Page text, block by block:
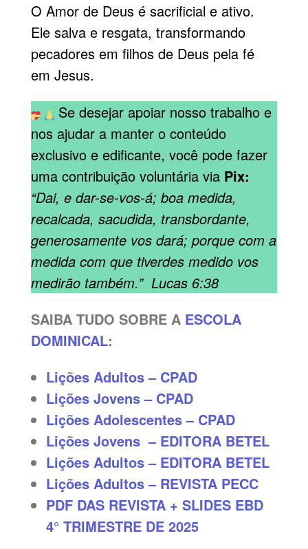
O Amor de Deus é sacrificial e ativo.
Ele salva e resgata, transformando
pecadores em filhos de Deus pela fé
em Jesus.
Se desejar apoiar nosso trabalho e
nos ajudar a manter o conteúdo
exclusivo e edificante, você pode fazer
uma contribuição voluntária via Pix:
“Dai, e dar-se-vos-á; boa medida,
recalcada, sacudida, transbordante,
generosamente vos dará; porque com a
medida com que tiverdes medido vos
medirão também.” Lucas 6:38
SAIBA TUDO SOBRE A ESCOLA
DOMINICAL:
Lições Adultos – CPAD
Lições Jovens – CPAD
Lições Adolescentes – CPAD
Lições Jovens – EDITORA BETEL
Lições Adultos – EDITORA BETEL
Lições Adultos – REVISTA PECC
PDF DAS REVISTA + SLIDES EBD
4° TRIMESTRE DE 2025